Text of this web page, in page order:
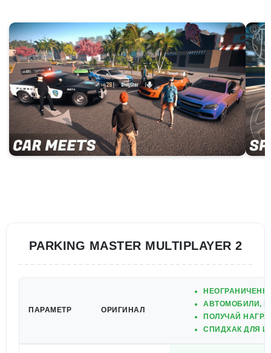
PARKING MASTER MULTIPLAYER 2
ПАРАМЕТР ОРИГИНАЛ
АВТОМОБИЛИ,
ПОЛУЧАЙ
СПИДХАК ДЛЯ